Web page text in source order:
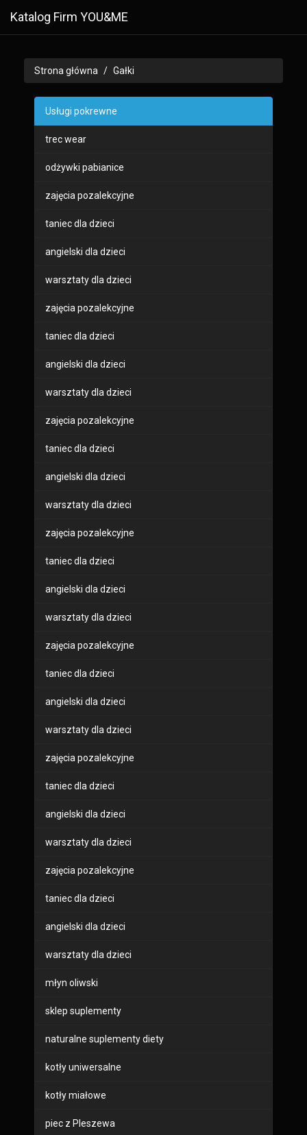
Katalog Firm YOU&ME
Strona główna Gałki
Usługi pokrewne
trec wear
odżywki pabianice
zajęcia pozalekcyjne
taniec dla dzieci
angielski dla dzieci
warsztaty dla dzieci
zajęcia pozalekcyjne
taniec dla dzieci
angielski dla dzieci
warsztaty dla dzieci
zajęcia pozalekcyjne
taniec dla dzieci
angielski dla dzieci
warsztaty dla dzieci
zajęcia pozalekcyjne
taniec dla dzieci
angielski dla dzieci
warsztaty dla dzieci
zajęcia pozalekcyjne
taniec dla dzieci
angielski dla dzieci
warsztaty dla dzieci
zajęcia pozalekcyjne
taniec dla dzieci
angielski dla dzieci
warsztaty dla dzieci
zajęcia pozalekcyjne
taniec dla dzieci
angielski dla dzieci
warsztaty dla dzieci
młyn oliwski
sklep suplementy
naturalne suplementy diety
kotły uniwersalne
kotły miałowe
piec z Pleszewa